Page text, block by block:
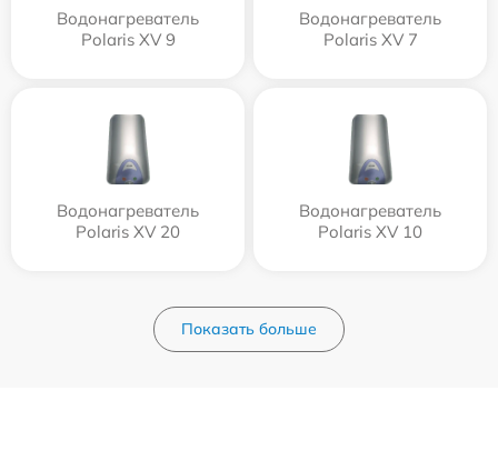
Водонагреватель
Polaris XV 9
Водонагреватель
Polaris XV 7
Водонагреватель
Polaris XV 20
Водонагреватель
Polaris XV 10
Показать больше